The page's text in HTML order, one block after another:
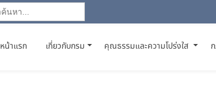
หน้าแรก(CURRENT)
เกี่ยวกับกรม คุณธรรมและความโปร่งใส